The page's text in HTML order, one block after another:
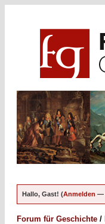
Hallo, Gast! (Anmelden —
Forum für Geschichte /